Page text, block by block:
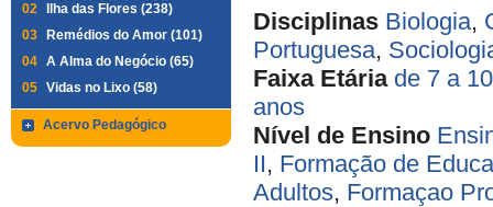
02
Ilha das Flores (238)
03
Remédios do Amor (101)
04 A Alma do Negócio (65)
05 Vidas no Lixo (58)
Acervo Pedagógico
Disciplinas Biologia,
Portuguesa,
Faixa Etária de 7 a
anos
Nível de Ensino
II, Formação de
Adultos, Formaçao